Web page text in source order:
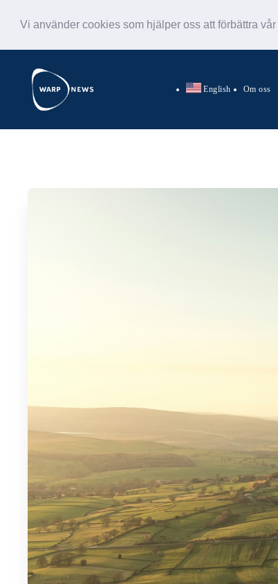
Vi använder cookies som hjälper oss att förbättra
English Om oss